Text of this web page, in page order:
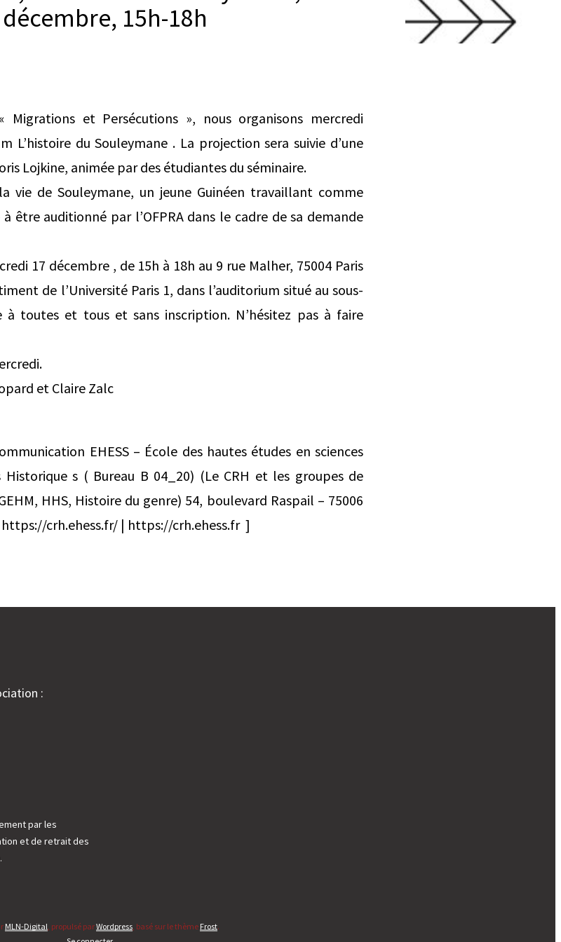
15h-18h
Migrations et Persécutions », nous organisons mercredi
L’histoire du Souleymane . La projection sera suivie d’une
Lojkine, animée par des étudiantes du séminaire.
vie de Souleymane, un jeune Guinéen travaillant comme
être auditionné par l’OFPRA dans le cadre de sa demande
17 décembre , de 15h à 18h au 9 rue Malher, 75004 Paris
de l’Université Paris 1, dans l’auditorium situé au sous-
à toutes et tous et sans inscription. N’hésitez pas à faire
et Claire Zalc
EHESS – École des hautes études en sciences
Historique s ( Bureau B 04_20) (Le CRH et les groupes de
HHS, Histoire du genre) 54, boulevard Raspail – 75006
crh.ehess.fr/ | https://crh.ehess.fr ]
:
par les
et de retrait des
MLN-Digital, propulsé parWordpress, basé sur le thème Frost.